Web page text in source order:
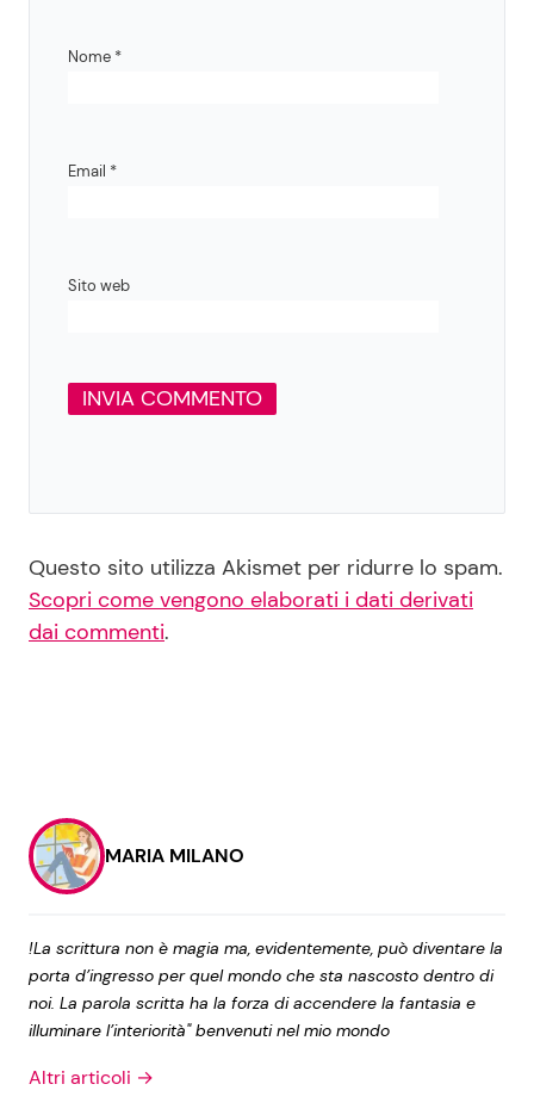
Nome *
Email *
Sito web
Questo sito utilizza Akismet per ridurre lo spam.
Scopri come vengono elaborati i dati derivati
dai commenti.
MARIA MILANO
!La scrittura non è magia ma, evidentemente, può diventare la
porta d’ingresso per quel mondo che sta nascosto dentro di
noi. La parola scritta ha la forza di accendere la fantasia e
illuminare l’interiorità" benvenuti nel mio mondo
Altri articoli →